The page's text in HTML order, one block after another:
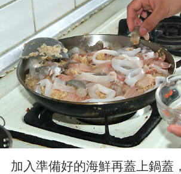
加入準備好的海鮮再蓋上鍋蓋